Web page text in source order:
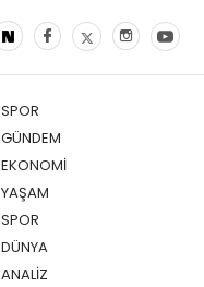
SPOR
GÜNDEM
EKONOMİ
YAŞAM
SPOR
DÜNYA
ANALİZ